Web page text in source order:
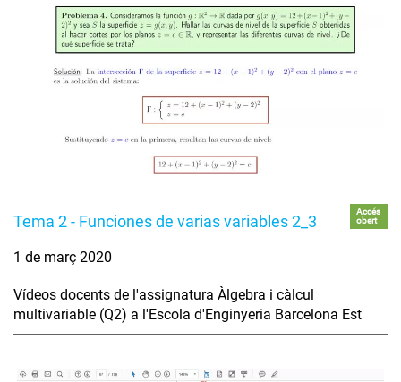
Tema 2 - Funciones de varias variables 2_3
Accés
obert
1 de març 2020
Vídeos docents de l'assignatura Àlgebra i càlcul
multivariable (Q2) a l'Escola d'Enginyeria Barcelona Est